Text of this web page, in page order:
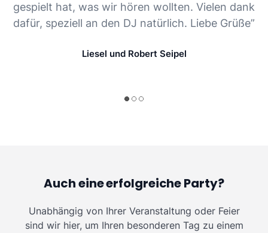
gespielt hat, was wir hören wollten. Vielen dank
dafür, speziell an den DJ natürlich. Liebe Grüße”
Liesel und Robert Seipel
Auch eine erfolgreiche Party?
Unabhängig von Ihrer Veranstaltung oder Feier
sind wir hier, um Ihren besonderen Tag zu einem